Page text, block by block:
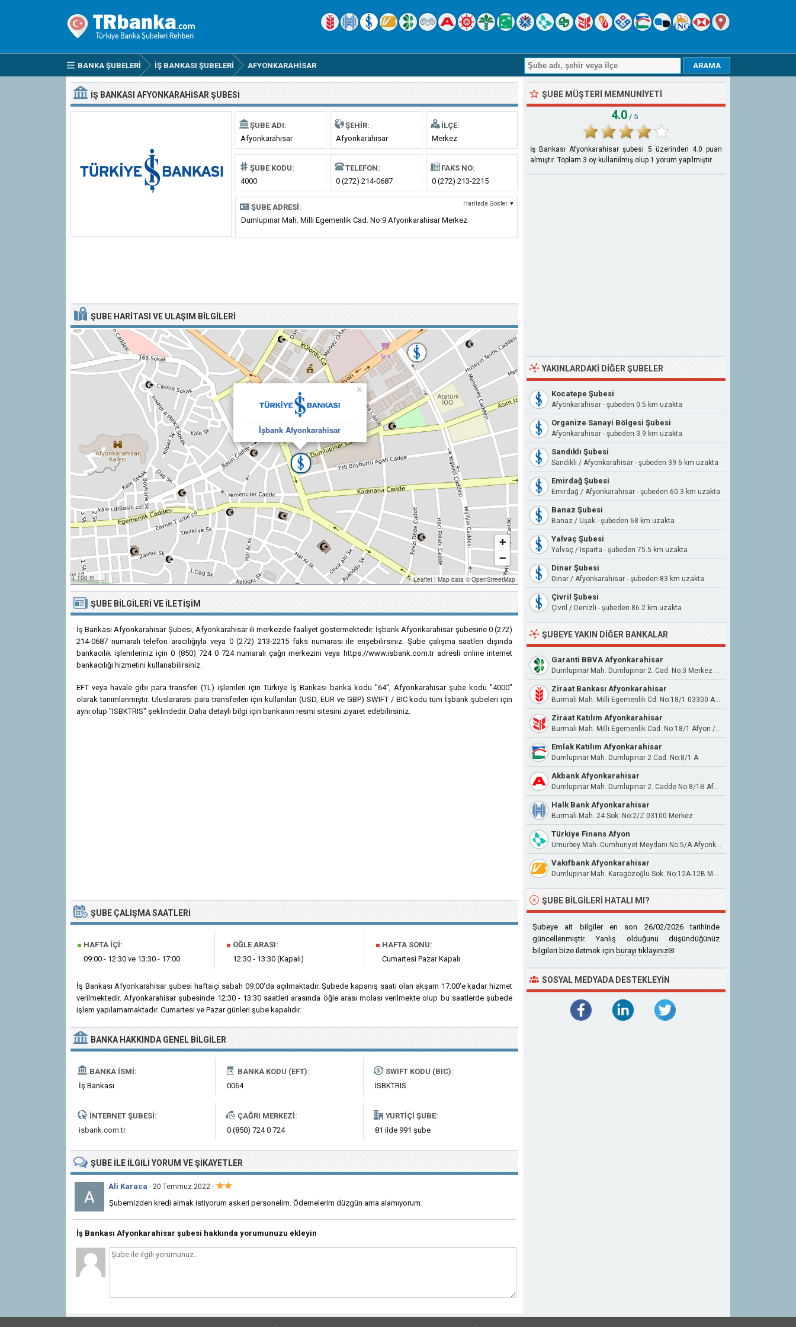
BANKA ŞUBELERI İŞ BANKASI ŞUBELERI AFYONKARAHISAR
İŞ BANKASI AFYONKARAHISAR ŞUBESI
ŞUBE ADI:
Afyonkarahisar
ŞEHIR:
Afyonkarahisar
İLÇE:
Merkez
ŞUBE KODU:
4000
TELEFON:
0 (272) 214-0687
FAKS NO:
0 (272) 213-2215
ŞUBE ADRESI: Haritada Göster ▼
Dumlupınar Mah. Milli Egemenlik Cad. No:9 Afyonkarahisar Merkez
ŞUBE HARITASI VE ULAŞIM BILGILERI
İşbank Afyonkarahisar
×
100 m
+
−
Leaflet | Map data ©OpenStreetMap
ŞUBE BILGILERI VE İLETIŞIM
İş Bankası Afyonkarahisar Şubesi, Afyonkarahisar ili merkezde faaliyet göstermektedir. İşbank Afyonkarahisar şubesine 0 (272)
214-0687 numaralı telefon aracılığıyla veya 0 (272) 213-2215 faks numarası ile erişebilirsiniz. Şube çalışma saatleri dışında
bankacılık işlemleriniz için 0 (850) 724 0 724 numaralı çağrı merkezini veya https://www.isbank.com.tr adresli online internet
bankacılığı hizmetini kullanabilirsiniz.
EFT veya havale gibi para transferi (TL) işlemleri için Türkiye İş Bankası banka kodu "64", Afyonkarahisar şube kodu "4000"
olarak tanımlanmıştır. Uluslararası para transferleri için kullanılan (USD, EUR ve GBP) SWIFT / BIC kodu tüm İşbank şubeleri için
aynı olup "ISBKTRIS" şeklindedir. Daha detaylı bilgi için bankanın resmi sitesini ziyaret edebilirsiniz.
ŞUBE ÇALIŞMA SAATLERI
■ HAFTA İÇI:
09:00 - 12:30 ve 13:30 - 17:00
■ ÖĞLE ARASI:
12:30 - 13:30 (Kapalı)
■ HAFTA SONU:
Cumartesi Pazar Kapalı
İş Bankası Afyonkarahisar şubesi haftaiçi sabah 09:00'da açılmaktadır. Şubede kapanış saati olan akşam 17:00'e kadar hizmet
verilmektedir. Afyonkarahisar şubesinde 12:30 - 13:30 saatleri arasında öğle arası molası verilmekte olup bu saatlerde şubede
işlem yapılamamaktadır. Cumartesi ve Pazar günleri şube kapalıdır.
BANKA HAKKINDA GENEL BILGILER
BANKA İSMI:
İş Bankası
BANKA KODU (EFT):
0064
SWIFT KODU (BIC):
ISBKTRIS
İNTERNET ŞUBESI:
isbank.com.tr
ÇAĞRI MERKEZI:
0 (850) 724 0 724
YURTIÇI ŞUBE:
81 ilde 991 şube
ŞUBE ILE İLGILIYORUM VE ŞIKAYETLER
Ali Karaca · 20 Temmuz 2022 · ★★
Şubemizden kredi almak istiyorum askeri personelim. Ödemelerim düzgün ama alamıyorum.
İş Bankası Afyonkarahisar şubesi hakkında yorumunuzu ekleyin
ŞUBE MÜŞTERI MEMNUNIYETI
4.0 / 5
İş Bankası Afyonkarahisar şubesi 5 üzerinden 4.0 puan
almıştır. Toplam 3 oy kullanılmış olup 1 yorum yapılmıştır.
YAKINLARDAKI DIĞER ŞUBELER
Kocatepe Şubesi
Afyonkarahisar - şubeden 0.5 km uzakta
Organize Sanayi Bölgesi Şubesi
Afyonkarahisar - şubeden 3.9 km uzakta
Sandıklı Şubesi
Sandıklı / Afyonkarahisar - şubeden 39.6 km uzakta
Emirdağ Şubesi
Emirdağ / Afyonkarahisar - şubeden 60.3 km uzakta
Banaz Şubesi
Banaz / Uşak - şubeden 68 km uzakta
Yalvaç Şubesi
Yalvaç / Isparta - şubeden 75.5 km uzakta
Dinar Şubesi
Dinar / Afyonkarahisar - şubeden 83 km uzakta
Çivril Şubesi
Çivril / Denizli - şubeden 86.2 km uzakta
ŞUBEYE YAKIN DIĞER BANKALAR
Garanti BBVA Afyonkarahisar
Dumlupınar Mah. Dumlupınar 2. Cad. No:3 Merkez / Afyon
Ziraat Bankası Afyonkarahisar
Burmalı Mah. Milli Egemenlik Cd. No:18/1 03300 Afyonkarahisar
Ziraat Katılım Afyonkarahisar
Burmalı Mah. Milli Egemenlik Cad. No:18/1 Afyon / Afyonkarahisar
Emlak Katılım Afyonkarahisar
Dumlupınar Mah. Dumlupınar 2 Cad. No:8/1 A
Akbank Afyonkarahisar
Dumlupınar Mah. Dumlupınar 2. Cadde No:8/1B Afyonkarahısar
Halk Bank Afyonkarahisar
Burmalı Mah. 24 Sok. No:2/Z 03100 Merkez
Türkiye Finans Afyon
Umurbey Mah. Cumhuriyet Meydanı No:5/A Afyonkarahisar
Vakıfbank Afyonkarahisar
Dumlupınar Mah. Karagözoğlu Sok. No:12A-12B Merkez/Afyonkarahisar
ŞUBE BILGILERI HATALI MI?
Şubeye ait bilgiler en son 26/02/2026 tarihinde
güncellenmiştir. Yanlış olduğunu düşündüğünüz
bilgileri bize iletmek için burayı tıklayınız✉
SOSYAL MEDYADA DESTEKLEYIN